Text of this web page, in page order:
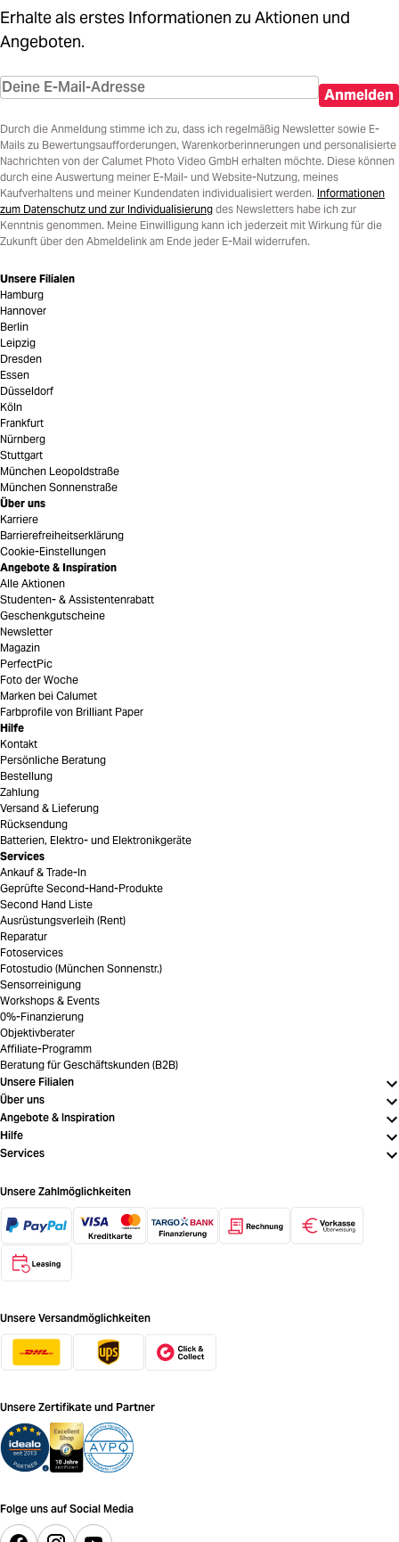
Erhalte als erstes Informationen zu Aktionen und
Angeboten.
Anmelden
Durch die Anmeldung stimme ich zu, dass ich regelmäßig Newsletter sowie E-
Mails zu Bewertungsaufforderungen, Warenkorberinnerungen und personalisierte
Nachrichten von der Calumet Photo Video GmbH erhalten möchte. Diese können
durch eine Auswertung meiner E-Mail- und Website-Nutzung, meines
Kaufverhaltens und meiner Kundendaten individualisiert werden. Informationen
zum Datenschutz und zur Individualisierung des Newsletters habe ich zur
Kenntnis genommen. Meine Einwilligung kann ich jederzeit mit Wirkung für die
Zukunft über den Abmeldelink am Ende jeder E-Mail widerrufen.
Unsere Filialen
Hamburg
Hannover
Berlin
Leipzig
Dresden
Essen
Düsseldorf
Köln
Frankfurt
Nürnberg
Stuttgart
München Leopoldstraße
München Sonnenstraße
Über uns
Karriere
Barrierefreiheitserklärung
Cookie-Einstellungen
Angebote & Inspiration
Alle Aktionen
Studenten- & Assistentenrabatt
Geschenkgutscheine
Newsletter
Magazin
PerfectPic
Foto der Woche
Marken bei Calumet
Farbprofile von Brilliant Paper
Hilfe
Kontakt
Persönliche Beratung
Bestellung
Zahlung
Versand & Lieferung
Rücksendung
Batterien, Elektro- und Elektronikgeräte
Services
Ankauf & Trade-In
Geprüfte Second-Hand-Produkte
Second Hand Liste
Ausrüstungsverleih (Rent)
Reparatur
Fotoservices
Fotostudio (München Sonnenstr.)
Sensorreinigung
Workshops & Events
0%-Finanzierung
Objektivberater
Affiliate-Programm
Beratung für Geschäftskunden (B2B)
Unsere Filialen
Über uns
Angebote & Inspiration
Hilfe
Services
Unsere Zahlmöglichkeiten
Unsere Versandmöglichkeiten
Unsere Zertifikate und Partner
Folge uns auf Social Media